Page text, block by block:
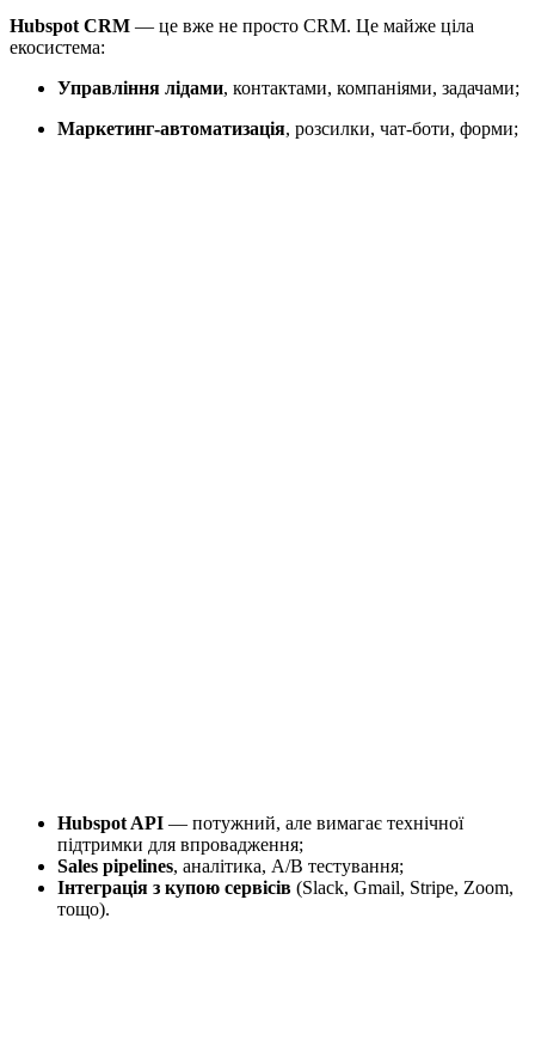
Hubspot CRM — це вже не просто CRM. Це майже ціла
екосистема:
Управління лідами, контактами, компаніями, задачами;
Маркетинг-автоматизація, розсилки, чат-боти, форми;
Hubspot API — потужний, але вимагає технічної
підтримки для впровадження;
Sales pipelines, аналітика, A/B тестування;
Інтеграція з купою сервісів (Slack, Gmail, Stripe, Zoom,
тощо).